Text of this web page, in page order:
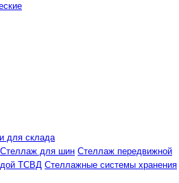
для склада
Стеллаж для шин Стеллаж передвижной
ТСВД Стеллажные системы хранения